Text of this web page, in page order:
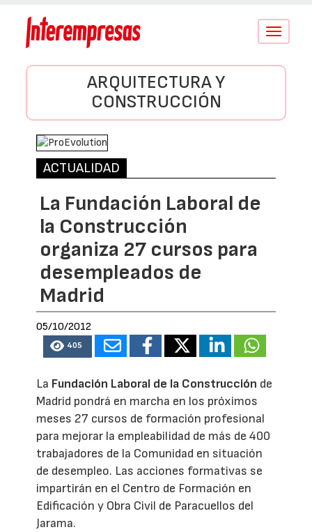
Conmutar
ARQUITECTURA Y
CONSTRUCCIÓN
ACTUALIDAD
La Fundación Laboral de
la Construcción
organiza 27 cursos para
desempleados de
Madrid
05/10/2012
405
La Fundación Laboral de la Construcción de
Madrid pondrá en marcha en los próximos
meses 27 cursos de formación profesional
para mejorar la empleabilidad de más de 400
trabajadores de la Comunidad en situación
de desempleo. Las acciones formativas se
impartirán en el Centro de Formación en
Edificación y Obra Civil de Paracuellos del
Jarama.